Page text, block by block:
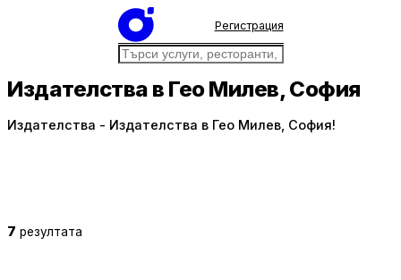
Регистрация
Издателства в Гео Милев, София
Издателства - Издателства в Гео Милев, София!
7 резултата